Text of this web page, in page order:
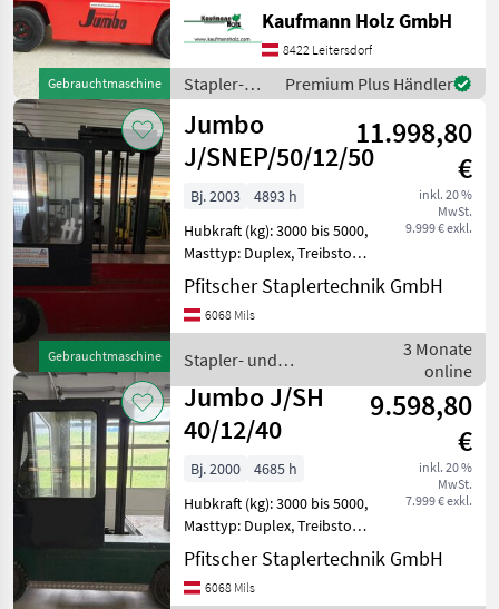
Stapler Und
Lagertechnik
Stapler
KATEGORIE
WÄHLEN
Jumbo
Linde
Toyota
Manitou
Still
Alle 47
MARKTPLATZ
Marktplatz Händlerangebote
Gebrauchtmaschine
Hubkraft (kg): ab 5.000,
Treibstoff: Diesel
Fahrzeugbeschreibung
Diesel Seiten Stapler
JUMBO 50/12/45
Kaufmann Holz GmbH
8422 Leitersdorf
Stapler-
und
Lagertechnik
/ Jumbo
Premium Plus Händler
Gebrauchtmaschine
Jumbo
J/SNEP/50/12/50
11.998,80
€
inkl. 20 %
MwSt.
9.999 € exkl.
Bj. 2003
4893 h
Hubkraft (kg): 3000 bis 5000,
Masttyp: Duplex, Treibstoff:
Elektrisch Bauart:
Seitenstapler / Elektro
Seitenstapler, Tragkraft:
Bauhöhe: 2960m
Pfitscher Staplertechnik GmbH
6068 Mils
Stapler- und
Lagertechnik / Jumbo
3 Monate
online
Jumbo J/SH
40/12/40
9.598,80
€
inkl. 20 %
MwSt.
7.999 € exkl.
Bj. 2000
4685 h
Hubkraft (kg): 3000 bis 5000,
Masttyp: Duplex, Treibstoff:
Diesel Bauart: Seitenstapler
/ Seitenstapler, Tragkraft:
4000kg, Hubhöhe: 4000mm,
Pfitscher Staplertechnik GmbH
6068 Mils